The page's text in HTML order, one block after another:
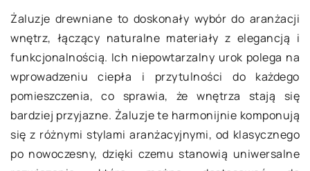
Żaluzje drewniane to doskonały wybór do aranżacji
wnętrz, łączący naturalne materiały z elegancją i
funkcjonalnością. Ich niepowtarzalny urok polega na
wprowadzeniu ciepła i przytulności do każdego
pomieszczenia, co sprawia, że wnętrza stają się
bardziej przyjazne. Żaluzje te harmonijnie komponują
się z różnymi stylami aranżacyjnymi, od klasycznego
po nowoczesny, dzięki czemu stanowią uniwersalne